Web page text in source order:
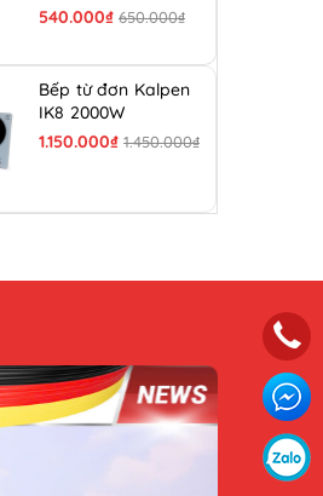
540.000₫ 650.000₫
Bếp từ đơn Kalpen
IK8 2000W
1.150.000₫ 1.450.000₫